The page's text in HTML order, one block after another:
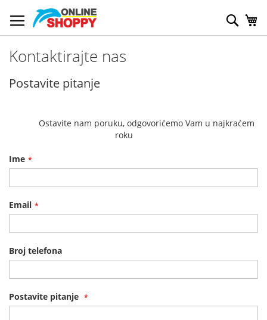
to
Content
Kontaktirajte nas
Postavite pitanje
            Ostavite nam poruku, odgovorićemo Vam u najkraćem
Ime
Email
Broj telefona
Postavite pitanje